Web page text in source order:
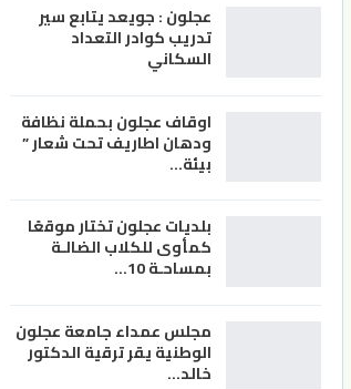
عجلون : جويعد يتابع سير
تدريب كوادر التعداد
السكاني
اوقاف عجلون بحملة نظافة
ودهان اطاريف تحت شعار ”
بيئة…
بلديات عجلون تختار موقعًا
كمأوى للكلاب الضالـة
بمساحـة 10…
مجلس عمداء جامعة عجلون
الوطنية يقر ترقية الدكتور
خالد…